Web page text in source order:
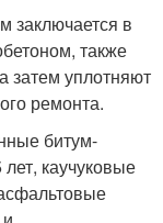
заключается в
также
затем уплотняют
ремонта.
битум-
каучуковые